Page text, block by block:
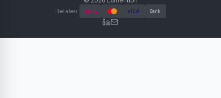
Betalen
iDEAL VISA Bank